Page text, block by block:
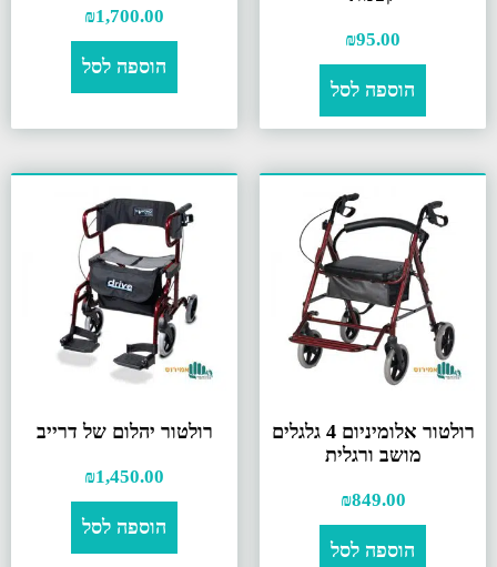
₪95.00
הוספה לסל
₪1,700.00
הוספה לסל
רולטור אלומיניום 4 גלגלים
מושב ורגלית
₪849.00
הוספה לסל
רולטור יהלום של דרייב
₪1,450.00
הוספה לסל